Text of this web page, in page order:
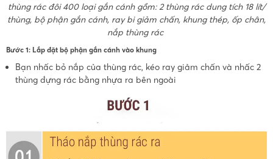
thùng rác đôi 400 loại gắn cánh gồm: 2 thùng rác dung tích 18 lít/
thùng, bộ phận gắn cánh, ray bi giảm chấn, khung thép, ốp chân,
nắp thùng rác
Bước 1: Lắp đặt bộ phận gắn cánh vào khung
Bạn nhấc bỏ nắp của thùng rác, kéo ray giảm chấn và nhấc 2
thùng đựng rác bằng nhựa ra bên ngoài